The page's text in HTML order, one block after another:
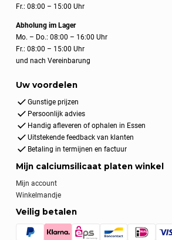
Fr.: 08:00 – 15:00 Uhr
Abholung im Lager
Mo. – Do.: 08:00 – 16:00 Uhr
Fr.: 08:00 – 15:00 Uhr
und nach Vereinbarung
Uw voordelen
Gunstige prijzen
Persoonlijk advies
Handig afleveren of ophalen in Essen
Uitstekende feedback van klanten
Betaling in termijnen en factuur
Mijn calciumsilicaat platen winkel
Mijn account
Winkelmandje
Veilig betalen